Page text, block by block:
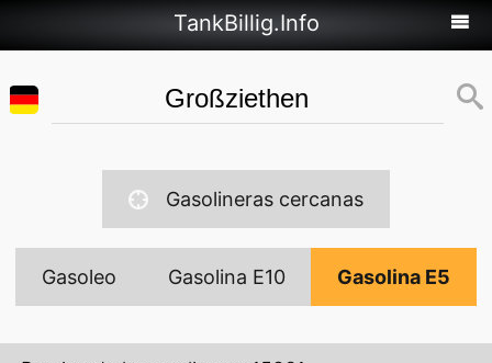
TankBillig.Info
Gasolineras cercanas
Gasoleo Gasolina E10 Gasolina E5